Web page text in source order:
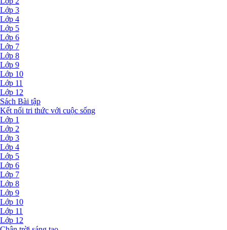
Lớp 3
Lớp 4
Lớp 5
Lớp 6
Lớp 7
Lớp 8
Lớp 9
Lớp 10
Lớp 11
Lớp 12
Sách Bài tập
Kết nối tri thức với cuộc sống
Lớp 1
Lớp 2
Lớp 3
Lớp 4
Lớp 5
Lớp 6
Lớp 7
Lớp 8
Lớp 9
Lớp 10
Lớp 11
Lớp 12